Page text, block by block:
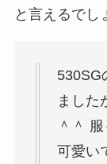
と言えるでし
530SG
ました
＾＾
可愛い